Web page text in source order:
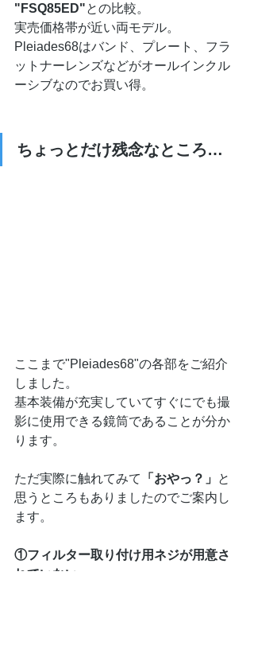
"FSQ85ED"との比較。
実売価格帯が近い両モデル。
Pleiades68はバンド、プレート、フラ
ットナーレンズなどがオールインクル
ーシブなのでお買い得。
ちょっとだけ残念なところ…
ここまで"Pleiades68"の各部をご紹介
しました。
基本装備が充実していてすぐにでも撮
影に使用できる鏡筒であることが分か
ります。
ただ実際に触れてみて 「おやっ？」 と
思うところもありましたのでご案内し
ます。
①フィルター取り付け用ネジが用意さ
れていない。